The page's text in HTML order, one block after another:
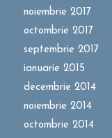
noiembrie 2017
octombrie 2017
septembrie 2017
ianuarie 2015
decembrie 2014
noiembrie 2014
octombrie 2014